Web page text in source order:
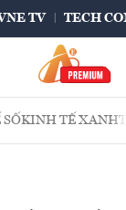
TV TECH
KINH TẾ XANH